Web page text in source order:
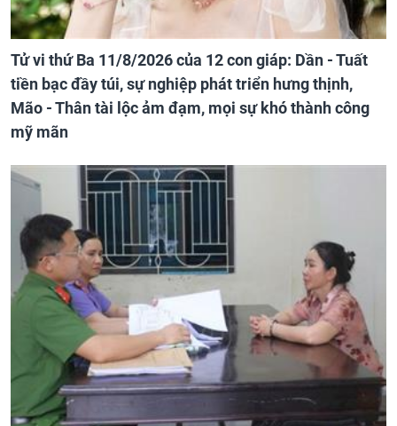
Tử vi thứ Ba 11/8/2026 của 12 con giáp: Dần - Tuất
tiền bạc đầy túi, sự nghiệp phát triển hưng thịnh,
Mão - Thân tài lộc ảm đạm, mọi sự khó thành công
mỹ mãn